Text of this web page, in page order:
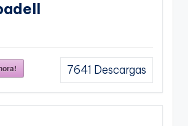
7641 Descargas